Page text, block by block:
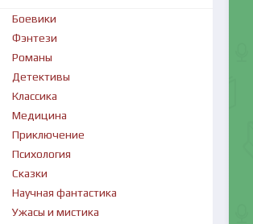
Боевики
Фэнтези
Романы
Детективы
Классика
Медицина
Приключение
Психология
Сказки
Научная фантастика
Ужасы и мистика